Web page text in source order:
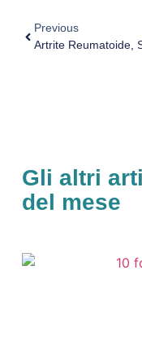
Previous
Gli altri
del mese